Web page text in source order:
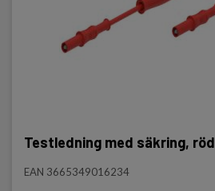
Testledning med säkring, röd
EAN 3665349016234